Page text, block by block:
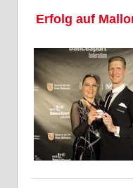
Erfolg auf